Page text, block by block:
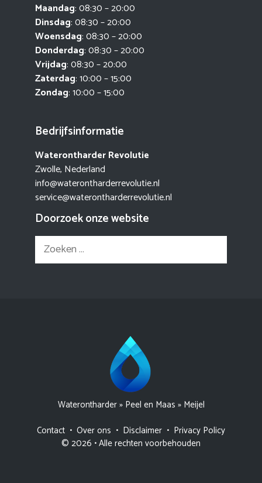
Maandag: 08:30 – 20:00
Dinsdag: 08:30 – 20:00
Woensdag: 08:30 – 20:00
Donderdag: 08:30 – 20:00
Vrijdag: 08:30 – 20:00
Zaterdag: 10:00 – 15:00
Zondag: 10:00 – 15:00
Bedrijfsinformatie
Waterontharder Revolutie
Zwolle, Nederland
info@waterontharderrevolutie.nl
service@waterontharderrevolutie.nl
Doorzoek onze website
Zoek
naar:
Waterontharder» Peel en Maas » Meijel
Contact • Over ons • Disclaimer • Privacy Policy
© 2026 • Alle rechten voorbehouden